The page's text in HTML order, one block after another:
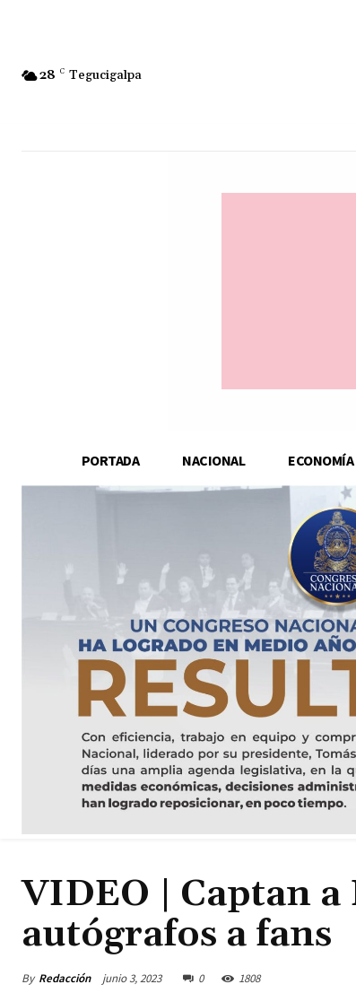
28 C Tegucigalpa
PORTADA NACIONAL ECONOMÍA
VIDEO | Captan
autógrafos a fans
By Redacción junio 3, 2023 0 1808